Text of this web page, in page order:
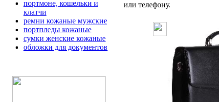
портмоне, кошельки и
клатчи
ремни кожаные мужские
портпледы кожаные
сумки женские кожаные
обложки для документов
или телефону.